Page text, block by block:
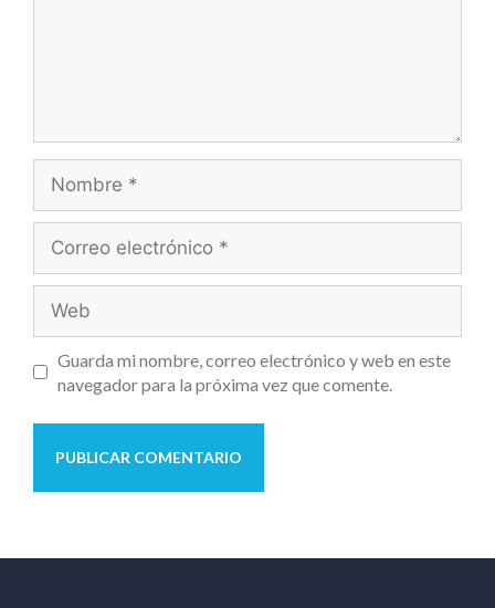
Guarda mi nombre, correo electrónico y web en este
navegador para la próxima vez que comente.